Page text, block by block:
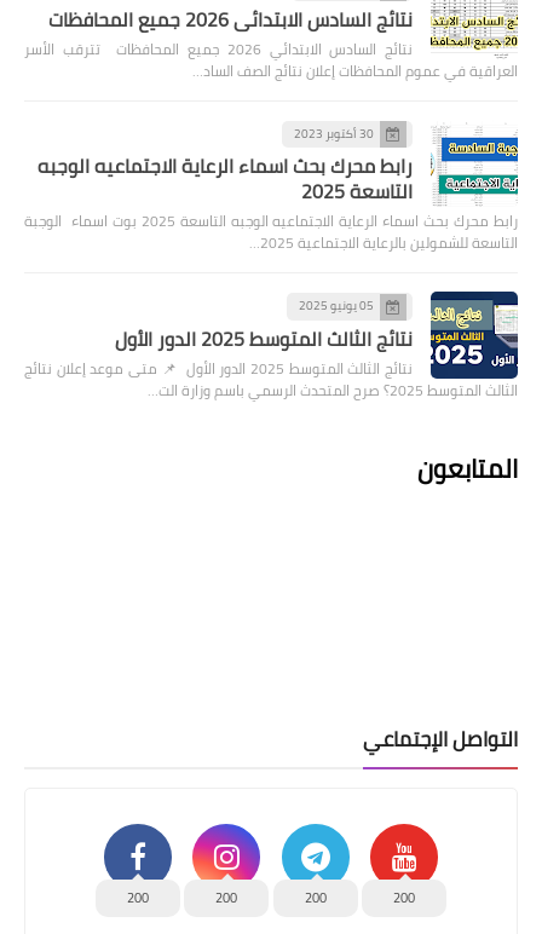
نتائج السادس الابتدائي 2026 جميع المحافظات
نتائج السادس الابتدائي 2026 جميع المحافظات تترقب الأسر
العراقية في عموم المحافظات إعلان نتائج الصف الساد…
30 أكتوبر 2023
رابط محرك بحث اسماء الرعاية الاجتماعيه الوجبه
التاسعة 2025
رابط محرك بحث اسماء الرعاية الاجتماعيه الوجبه التاسعة 2025 بوت اسماء الوجبة
التاسعة للشمولين بالرعاية الاجتماعية 2025…
05 يونيو 2025
نتائج الثالث المتوسط 2025 الدور الأول
نتائج الثالث المتوسط 2025 الدور الأول 📌 متى موعد إعلان نتائج
الثالث المتوسط 2025؟ صرح المتحدث الرسمي باسم وزارة الت…
المتابعون
التواصل الإجتماعي
200
200
200
200